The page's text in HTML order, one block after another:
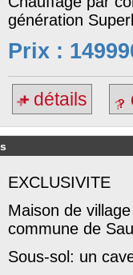
génération
Prix :
détails
EXCLUSIVITE
Maison de
commune de
Sous-sol: un